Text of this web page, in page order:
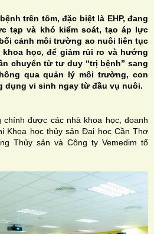
trên tôm, đặc biệt là EHP, đang
tạp và khó kiểm soát, tạo áp lực
cảnh môi trường ao nuôi liên tục
học, để giảm rủi ro và hướng
chuyển từ tư duy “trị bệnh” sang
qua quản lý môi trường, con
dụng vi sinh ngay từ đầu vụ nuôi.
được các nhà khoa học, doanh
Khoa học thủy sản Đại học Cần Thơ
Thủy sản và Công ty Vemedim tổ